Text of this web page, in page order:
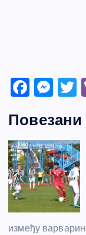
F
c
e
b
o
o
k
M
ss
e
n
g
er
er
између